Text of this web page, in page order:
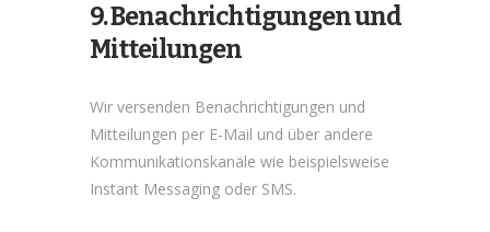
9. Benachrichtigungen und
Mitteilungen
Wir versenden Benachrichtigungen und
Mitteilungen per E-Mail und über andere
Kommunikationskanäle wie beispielsweise
Instant Messaging oder SMS.